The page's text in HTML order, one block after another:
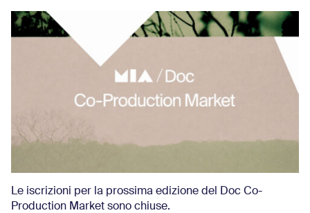
Le iscrizioni per la prossima edizione del Doc Co-
Production Market sono chiuse.